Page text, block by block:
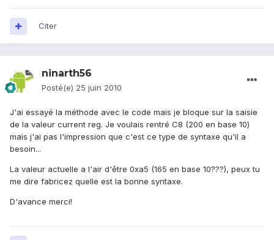
Citer
ninarth56
Posté(e) 25 juin 2010
J'ai essayé la méthode avec le code mais je bloque sur la saisie
de la valeur current reg. Je voulais rentré C8 (200 en base 10)
mais j'ai pas l'impression que c'est ce type de syntaxe qu'il a
besoin...
La valeur actuelle a l'air d'être 0xa5 (165 en base 10???), peux tu
me dire fabricez quelle est la bonne syntaxe.
D'avance merci!